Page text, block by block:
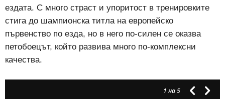
ездата. С много страст и упоритост в тренировките
стига до шампионска титла на европейско
първенство по езда, но в него по-силен се оказва
петобоецът, който развива много по-комплексни
качествa.
1 на 5